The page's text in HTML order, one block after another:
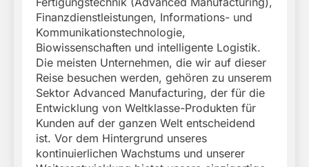
Finanzdienstleistungen, Informations- und
Kommunikationstechnologie,
Biowissenschaften und intelligente Logistik.
Die meisten Unternehmen, die wir auf dieser
Reise besuchen werden, gehören zu unserem
Sektor Advanced Manufacturing, der für die
Entwicklung von Weltklasse-Produkten für
Kunden auf der ganzen Welt entscheidend
ist. Vor dem Hintergrund unseres
kontinuierlichen Wachstums und unserer